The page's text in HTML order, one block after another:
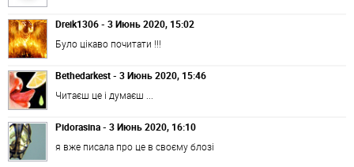
Dreik1306 - 3 Июнь 2020, 15:02
Було цікаво почитати !!!
Bethedarkest - 3 Июнь 2020, 15:46
Читаєш це і думаєш ...
Pidorasina - 3 Июнь 2020, 16:10
я вже писала про це в своєму блозі